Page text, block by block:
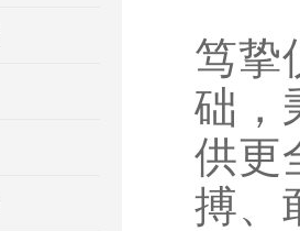
笃挚
础，
供更
搏、